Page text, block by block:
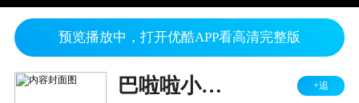
预览播放中，打开优酷APP看高清完整版
巴啦啦小魔仙之飞越彩灵堡 第一季 +追